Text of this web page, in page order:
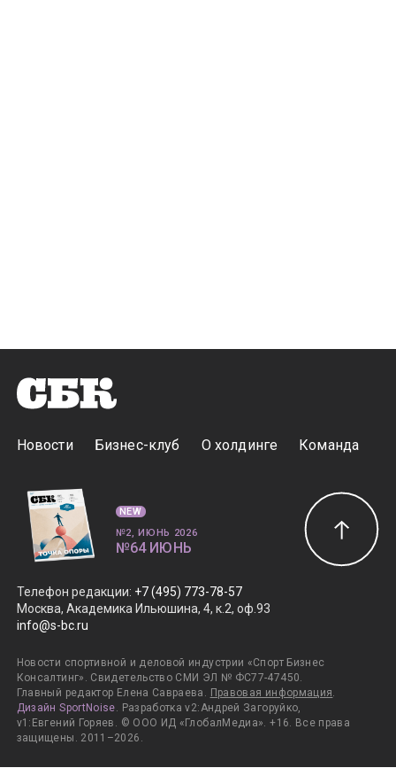
Новости Бизнес-клуб О холдинге Команда
Телефон редакции: +7 (495) 773-78-57
Москва, Академика Ильюшина, 4, к.2, оф.93
info@s-bc.ru
Новости спортивной и деловой индустрии «Спорт Бизнес
Консалтинг». Свидетельство СМИ ЭЛ № ФС77-47450.
Главный редактор Елена Савраева. Правовая информация.
Дизайн SportNoise. Разработка v2:Андрей Загоруйко,
v1:Евгений Горяев. © ООО ИД «ГлобалМедиа». +16. Все права
защищены. 2011–2026.
NEW
№2, ИЮНЬ 2026
№64 ИЮНЬ